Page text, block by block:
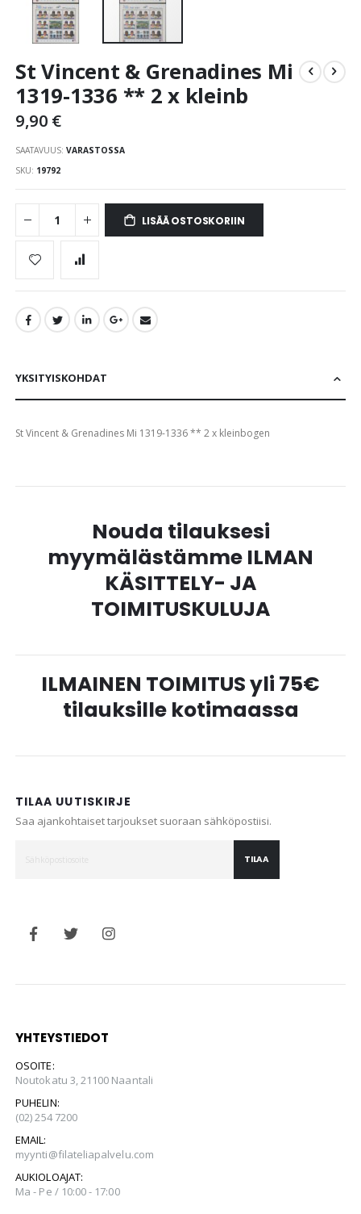
to
beginning
of
images
gallery
St Vincent & Grenadines Mi
1319-1336 ** 2 x kleinb
9,90 €
SAATAVUUS: VARASTOSSA
SKU 19792
LISÄÄ OSTOSKORIIN
YKSITYISKOHDAT
St Vincent & Grenadines Mi 1319-1336 ** 2 x kleinbogen
Nouda tilauksesi
myymälästämme ILMAN
KÄSITTELY- JA
TOIMITUSKULUJA
ILMAINEN TOIMITUS yli 75€
tilauksille kotimaassa
TILAA UUTISKIRJE
Saa ajankohtaiset tarjoukset suoraan sähköpostiisi.
TILAA
YHTEYSTIEDOT
OSOITE:
Noutokatu 3, 21100 Naantali
PUHELIN:
(02) 254 7200
EMAIL:
myynti@filateliapalvelu.com
AUKIOLOAJAT:
Ma - Pe / 10:00 - 17:00